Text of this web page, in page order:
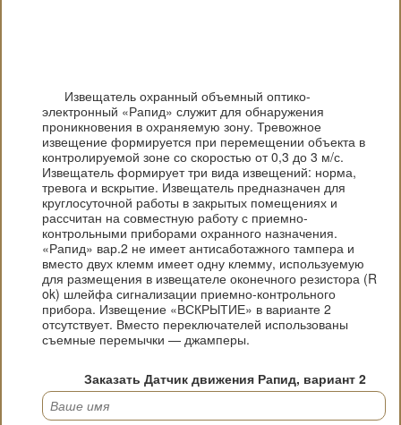
Извещатель охранный объемный оптико-
электронный «Рапид» служит для обнаружения
проникновения в охраняемую зону. Тревожное
извещение формируется при перемещении объекта в
контролируемой зоне со скоростью от 0,3 до 3 м/с.
Извещатель формирует три вида извещений: норма,
тревога и вскрытие. Извещатель предназначен для
круглосуточной работы в закрытых помещениях и
рассчитан на совместную работу с приемно-
контрольными приборами охранного назначения.
«Рапид» вар.2 не имеет антисаботажного тампера и
вместо двух клемм имеет одну клемму, используемую
для размещения в извещателе оконечного резистора (R
ok) шлейфа сигнализации приемно-контрольного
прибора. Извещение «ВСКРЫТИЕ» в варианте 2
отсутствует. Вместо переключателей использованы
съемные перемычки — джамперы.
Заказать Датчик движения Рапид, вариант 2